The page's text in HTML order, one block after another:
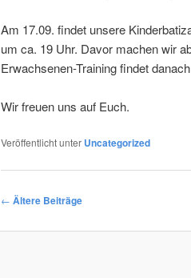
Am 17.09. findet unsere
um ca. 19 Uhr. Davor machen wir
Erwachsenen-Training findet
Wir freuen uns auf Euch.
Veröffentlicht unter Uncategorized
Beitragsnavigation
← Ältere Beiträge